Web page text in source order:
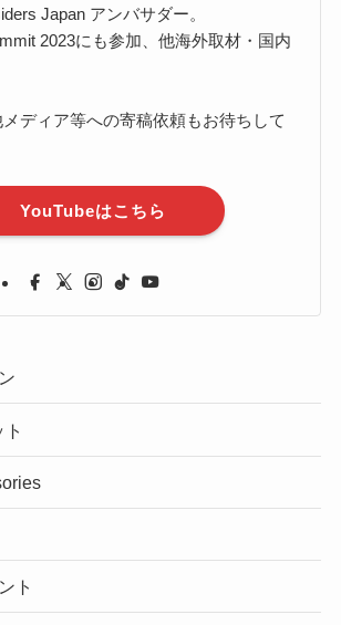
Japan アンバサダー。
2023にも参加、他海外取材・国内
ディア等への寄稿依頼もお待ちして
YouTubeはこちら
ト